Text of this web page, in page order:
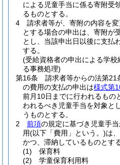
による児童手当に係る寄附受
るものとする。
4
請求者等が、寄附の内容を
とする場合の申出は、寄附が
とし、当該申出日以後に支払
する。
(受給資格者の申出による学
る事務処理)
第16条
請求者等からの法第21
の費用の支払の申出は様式第
前月10日までに行われるもの
われるべき児童手当を対象と
うものとする。
2
前項の規定に基づき児童手
用(以下「費用」という。)は
かつ、滞納しているものとする
(1)
保育料
(2)
学童保育利用料